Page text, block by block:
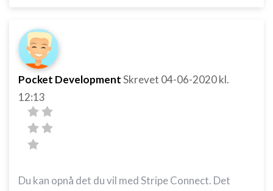
Pocket DevelopmentSkrevet 04-06-2020kl.
12:13
Du kan opnå det du vil med Stripe Connect. Det